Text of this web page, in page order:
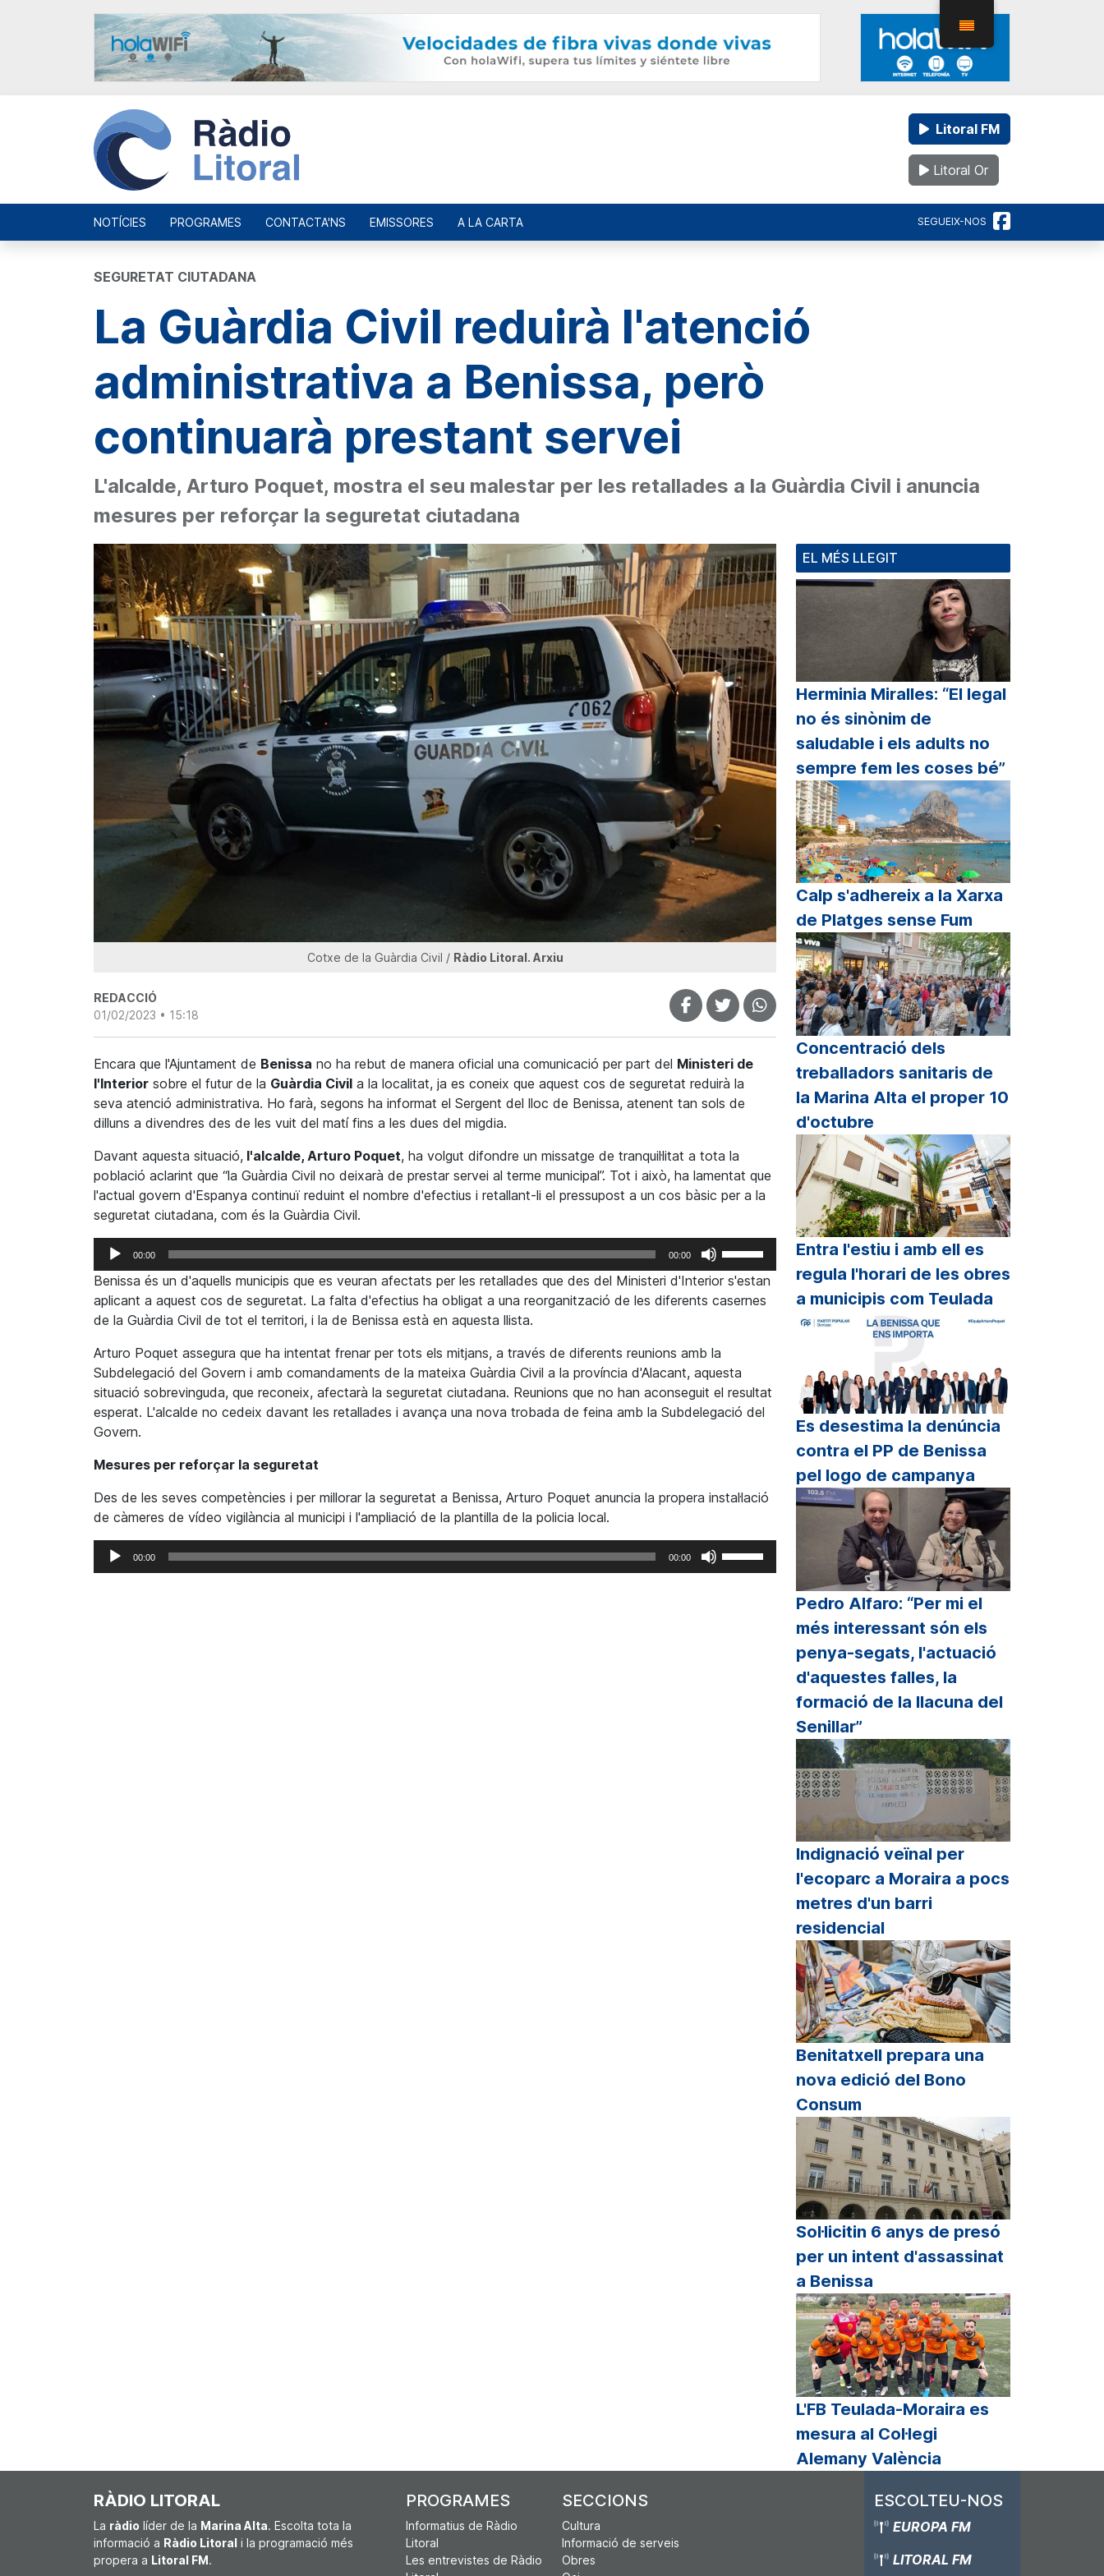
Litoral FM
Litoral Or
NOTÍCIES PROGRAMES CONTACTA'NS EMISSORES A LA CARTA SEGUEIX-NOS
SEGURETAT CIUTADANA
La Guàrdia Civil reduirà l'atenció
administrativa a Benissa, però
continuarà prestant servei
L'alcalde, Arturo Poquet, mostra el seu malestar per les retallades a la Guàrdia Civil i anuncia
mesures per reforçar la seguretat ciutadana
Cotxe de la Guàrdia Civil / Ràdio Litoral. Arxiu
REDACCIÓ
01/02/2023 • 15:18
Encara que l'Ajuntament de Benissa no ha rebut de manera oficial una comunicació per part del Ministeri de
l'Interior sobre el futur de la Guàrdia Civil a la localitat, ja es coneix que aquest cos de seguretat reduirà la
seva atenció administrativa. Ho farà, segons ha informat el Sergent del lloc de Benissa, atenent tan sols de
dilluns a divendres des de les vuit del matí fins a les dues del migdia.
Davant aquesta situació, l'alcalde, Arturo Poquet, ha volgut difondre un missatge de tranquil·litat a tota la
població aclarint que “la Guàrdia Civil no deixarà de prestar servei al terme municipal”. Tot i això, ha lamentat que
l'actual govern d'Espanya continuï reduint el nombre d'efectius i retallant-li el pressupost a un cos bàsic per a la
seguretat ciutadana, com és la Guàrdia Civil.
Reproductor
00:00 00:00
les
tecles
amunt/cap
avall
disminuir
volum.
Benissa és un d'aquells municipis que es veuran afectats per les retallades que des del Ministeri d'Interior s'estan
aplicant a aquest cos de seguretat. La falta d'efectius ha obligat a una reorganització de les diferents casernes
de la Guàrdia Civil de tot el territori, i la de Benissa està en aquesta llista.
Arturo Poquet assegura que ha intentat frenar per tots els mitjans, a través de diferents reunions amb la
Subdelegació del Govern i amb comandaments de la mateixa Guàrdia Civil a la província d'Alacant, aquesta
situació sobrevinguda, que reconeix, afectarà la seguretat ciutadana. Reunions que no han aconseguit el resultat
esperat. L'alcalde no cedeix davant les retallades i avança una nova trobada de feina amb la Subdelegació del
Govern.
Mesures per reforçar la seguretat
Des de les seves competències i per millorar la seguretat a Benissa, Arturo Poquet anuncia la propera instal·lació
de càmeres de vídeo vigilància al municipi i l'ampliació de la plantilla de la policia local.
Reproductor
00:00 00:00
EL MÉS LLEGIT
Herminia Miralles: “El legal
no és sinònim de
saludable i els adults no
sempre fem les coses bé”
Calp s'adhereix a la Xarxa
de Platges sense Fum
Concentració dels
treballadors sanitaris de
la Marina Alta el proper 10
d'octubre
Entra l'estiu i amb ell es
regula l'horari de les obres
a municipis com Teulada
Es desestima la denúncia
contra el PP de Benissa
pel logo de campanya
Pedro Alfaro: “Per mi el
més interessant són els
penya-segats, l'actuació
d'aquestes falles, la
formació de la llacuna del
Senillar”
Indignació veïnal per
l'ecoparc a Moraira a pocs
metres d'un barri
residencial
Benitatxell prepara una
nova edició del Bono
Consum
Sol·licitin 6 anys de presó
per un intent d'assassinat
a Benissa
L'FB Teulada-Moraira es
mesura al Col·legi
Alemany València
RÀDIO LITORAL
La ràdio líder de la Marina Alta. Escolta tota la
informació a Ràdio Litoral i la programació més
propera a Litoral FM.
PROGRAMES
Informatius de Ràdio
Litoral
Les entrevistes de Ràdio
SECCIONS
Cultura
Informació de serveis
Obres
ESCOLTEU-NOS
EUROPA FM
LITORAL FM